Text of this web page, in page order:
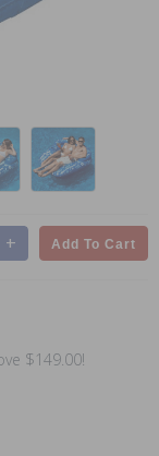
+ Add To Cart
$149.00!